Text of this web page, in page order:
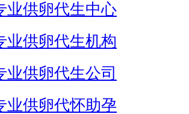
业供卵代生中心
业供卵代生机构
业供卵代生公司
业供卵代怀助孕